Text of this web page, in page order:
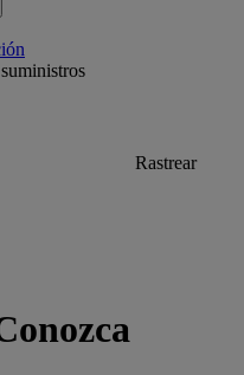
Rastrear